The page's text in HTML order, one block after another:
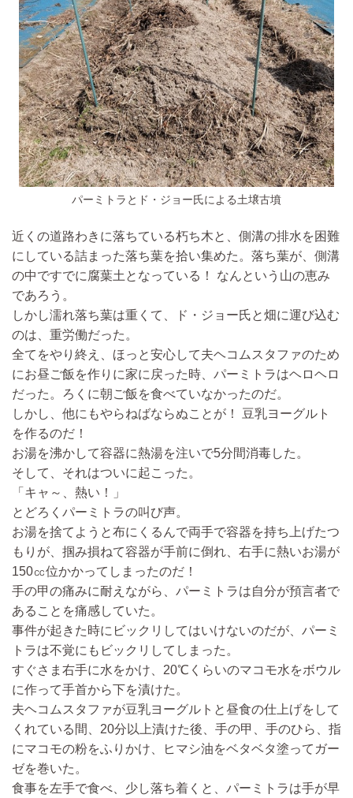
パーミトラとド・ジョー氏による土壌古墳
近くの道路わきに落ちている朽ち木と、側溝の排水を困難
にしている詰まった落ち葉を拾い集めた。落ち葉が、側溝
の中ですでに腐葉土となっている！ なんという山の恵み
であろう。
しかし濡れ落ち葉は重くて、ド・ジョー氏と畑に運び込む
のは、重労働だった。
全てをやり終え、ほっと安心して夫ヘコムスタファのため
にお昼ご飯を作りに家に戻った時、パーミトラはヘロヘロ
だった。ろくに朝ご飯を食べていなかったのだ。
しかし、他にもやらねばならぬことが！ 豆乳ヨーグルト
を作るのだ！
お湯を沸かして容器に熱湯を注いで5分間消毒した。
そして、それはついに起こった。
「キャ～、熱い！」
とどろくパーミトラの叫び声。
お湯を捨てようと布にくるんで両手で容器を持ち上げたつ
もりが、掴み損ねて容器が手前に倒れ、右手に熱いお湯が
150㏄位かかってしまったのだ！
手の甲の痛みに耐えながら、パーミトラは自分が預言者で
あることを痛感していた。
事件が起きた時にビックリしてはいけないのだが、パーミ
トラは不覚にもビックリしてしまった。
すぐさま右手に水をかけ、20℃くらいのマコモ水をボウル
に作って手首から下を漬けた。
夫ヘコムスタファが豆乳ヨーグルトと昼食の仕上げをして
くれている間、20分以上漬けた後、手の甲、手のひら、指
にマコモの粉をふりかけ、ヒマシ油をベタベタ塗ってガー
ゼを巻いた。
食事を左手で食べ、少し落ち着くと、パーミトラは手が早